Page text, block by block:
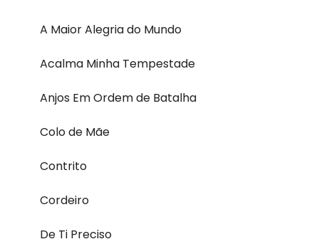
A Maior Alegria do Mundo
Acalma Minha Tempestade
Anjos Em Ordem de Batalha
Colo de Mãe
Contrito
Cordeiro
De Ti Preciso